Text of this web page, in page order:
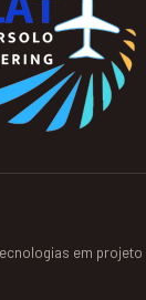
em projeto